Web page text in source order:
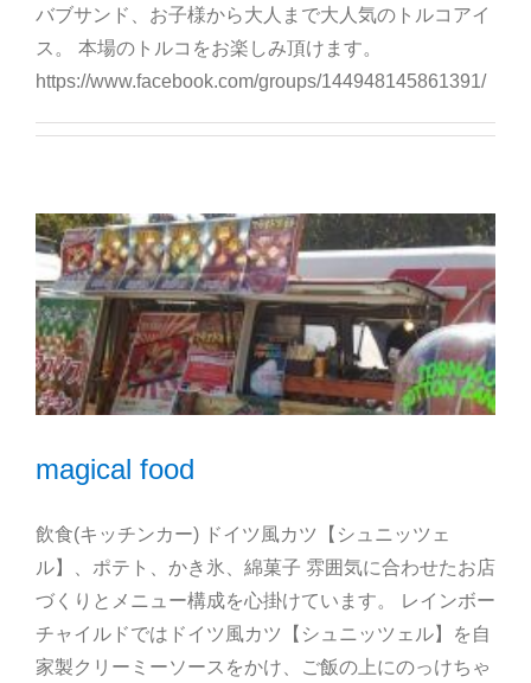
バブサンド、お子様から大人まで大人気のトルコアイ
ス。 本場のトルコをお楽しみ頂けます。
https://www.facebook.com/groups/144948145861391/
magical food
飲食(キッチンカー) ドイツ風カツ【シュニッツェ
ル】、ポテト、かき氷、綿菓子 雰囲気に合わせたお店
づくりとメニュー構成を心掛けています。 レインボー
チャイルドではドイツ風カツ【シュニッツェル】を自
家製クリーミーソースをかけ、ご飯の上にのっけちゃ